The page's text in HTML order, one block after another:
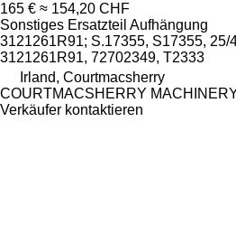
165 € ≈ 154,20 CHF
Sonstiges Ersatzteil Aufhängung
3121261R91; S.17355, S17355, 25/
3121261R91, 72702349, T2333
Irland, Courtmacsherry
COURTMACSHERRY
Verkäufer kontaktieren